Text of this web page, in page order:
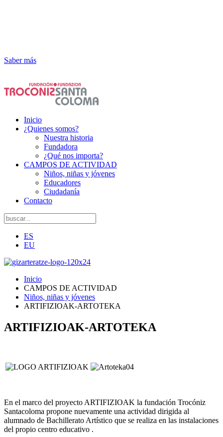
Saber más
Inicio
¿Quienes somos?
Nuestra historia
Fundadora
¿Qué nos importa?
CAMPOS DE ACTIVIDAD
Niños, niñas y jóvenes
Educadores
Ciudadanía
Contacto
ES
EU
Inicio
CAMPOS DE ACTIVIDAD
Niños, niñas y jóvenes
ARTIFIZIOAK-ARTOTEKA
ARTIFIZIOAK-ARTOTEKA
En el marco del proyecto ARTIFIZIOAK la fundación Trocóniz
Santacoloma propone nuevamente una actividad dirigida al
alumnado de Bachillerato Artístico que se realiza en las instalaciones
del propio centro educativo .